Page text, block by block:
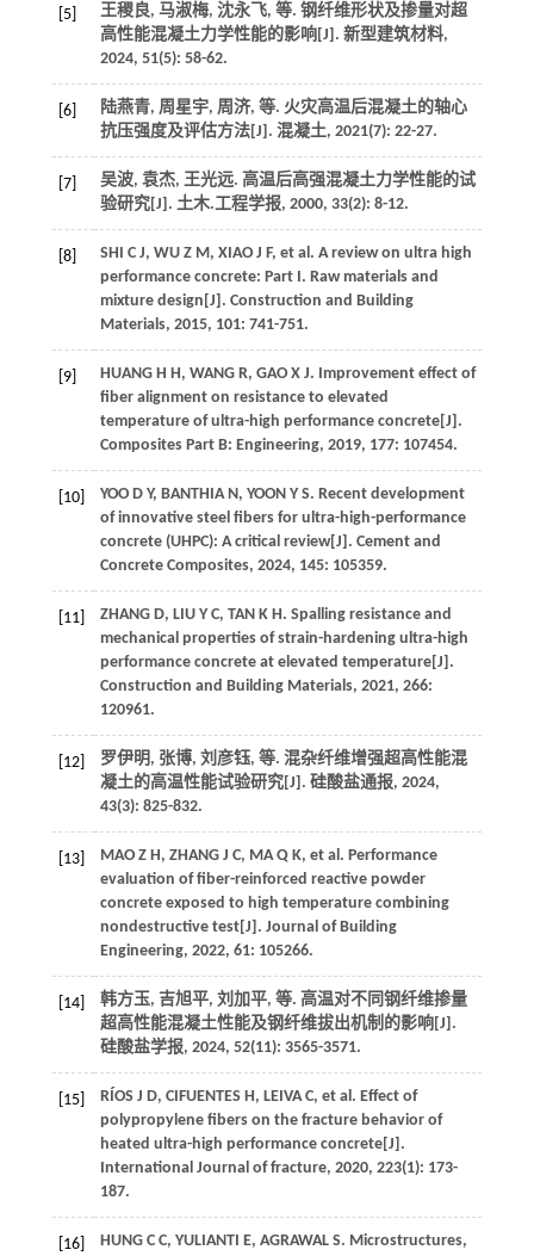
[5] 王稷良, 马淑梅, 沈永飞, 等. 钢纤维形状及掺量对超
高性能混凝土力学性能的影响[J]. 新型建筑材料,
2024, 51(5): 58-62.
[6] 陆燕青, 周星宇, 周济, 等. 火灾高温后混凝土的轴心
抗压强度及评估方法[J]. 混凝土, 2021(7): 22-27.
[7]
吴波, 袁杰, 王光远. 高温后高强混凝土力学性能的试
验研究[J]. 土木.工程学报, 2000, 33(2): 8-12.
[8] SHI C J, WU Z M , XIAO J F, et al . A review on ultra high
performance concrete: Part I. Raw materials and
mixture design[J]. Construction and Building
Materials, 2015, 101: 741-751.
[9] HUANG H H , WANG R, GAO X J. Improvement effect of
fiber alignment on resistance to elevated
temperature of ultra-high performance concrete[J].
Composites Part B: Engineering, 2019, 177: 107454.
[10] YOO D Y, BANTHIA N , YOON Y S. Recent development
of innovative steel fibers for ultra-high-performance
concrete (UHPC): A critical review[J]. Cement and
Concrete Composites, 2024, 145: 105359.
[11] ZHANG D, LIU Y C, TAN K H . Spalling resistance and
mechanical properties of strain-hardening ultra-high
performance concrete at elevated temperature[J].
Construction and Building Materials, 2021, 266:
120961.
[12] 罗伊明, 张博, 刘彦钰, 等. 混杂纤维增强超高性能混
凝土的高温性能试验研究[J]. 硅酸盐通报, 2024,
43(3): 825-832.
[13] MAO Z H , ZHANG J C, MA Q K, et al . Performance
evaluation of fiber-reinforced reactive powder
concrete exposed to high temperature combining
nondestructive test[J]. Journal of Building
Engineering, 2022, 61: 105266.
[14] 韩方玉, 吉旭平, 刘加平, 等. 高温对不同钢纤维掺量
超高性能混凝土性能及钢纤维拔出机制的影响[J].
硅酸盐学报, 2024, 52(11): 3565-3571.
[15] RÍOS J D, CIFUENTES H , LEIVA C, et al . Effect of
polypropylene fibers on the fracture behavior of
heated ultra-high performance concrete[J].
International Journal of fracture, 2020, 223(1): 173-
187.
[16] HUNG C C, YULIANTI E, AGRAWAL S. Microstructures,